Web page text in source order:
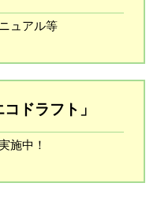
ュアル等
ドラフト」
施中！